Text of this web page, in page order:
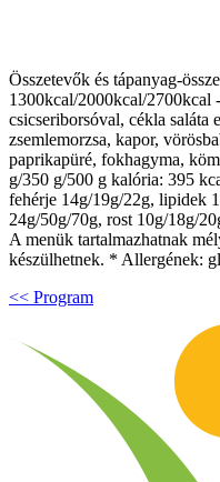
Összetevők és tápanyag-
1300kcal/2000kcal/2700kcal
csicseriborsóval, cékla saláta
zsemlemorzsa, kapor,
paprikapüré, fokhagyma,
g/350 g/500 g kalória: 395
fehérje 14g/19g/22g, lipidek
24g/50g/70g, rost 10g/18g/
A menük tartalmazhatnak
készülhetnek. * Allergének:
<< Program